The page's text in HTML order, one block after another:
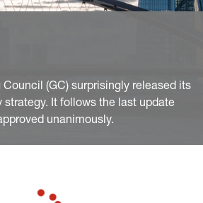
Council (GC) surprisingly released its
strategy. It follows the last update
unanimously.